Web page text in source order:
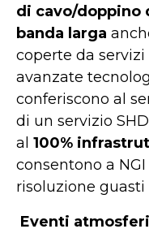
di cavo/doppino
banda larga
coperte da servizi
avanzate
conferiscono al
di un servizio
al 100%
consentono a
risoluzione
Eventi